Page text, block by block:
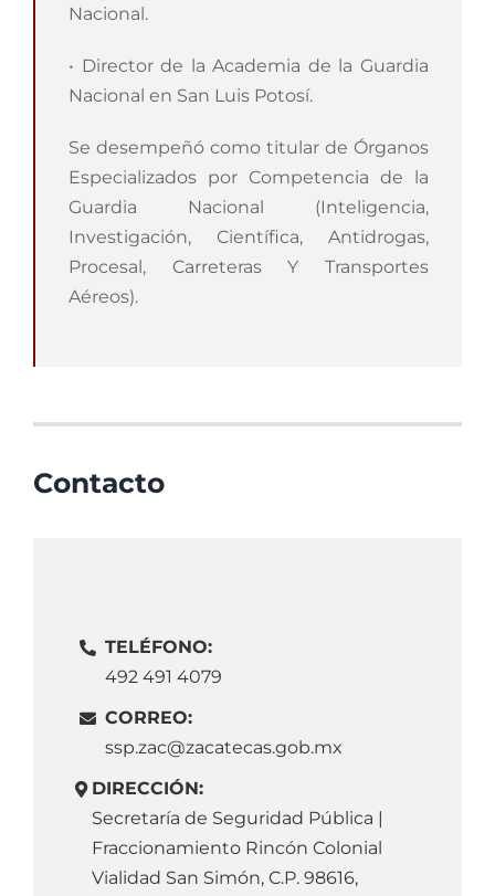
Nacional.
• Director de la Academia de la Guardia
Nacional en San Luis Potosí.
Se desempeñó como titular de Órganos
Especializados por Competencia de la
Guardia Nacional (Inteligencia,
Investigación, Científica, Antidrogas,
Procesal, Carreteras Y Transportes
Aéreos).
Contacto
TELÉFONO:
492 491 4079
CORREO:
ssp.zac@zacatecas.gob.mx
DIRECCIÓN:
Secretaría de Seguridad Pública |
Fraccionamiento Rincón Colonial
Vialidad San Simón, C.P. 98616,